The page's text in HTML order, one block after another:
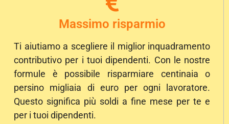
Massimo risparmio
Ti aiutiamo a scegliere il miglior inquadramento
contributivo per i tuoi dipendenti. Con le nostre
formule è possibile risparmiare centinaia o
persino migliaia di euro per ogni lavoratore.
Questo significa più soldi a fine mese per te e
per i tuoi dipendenti.